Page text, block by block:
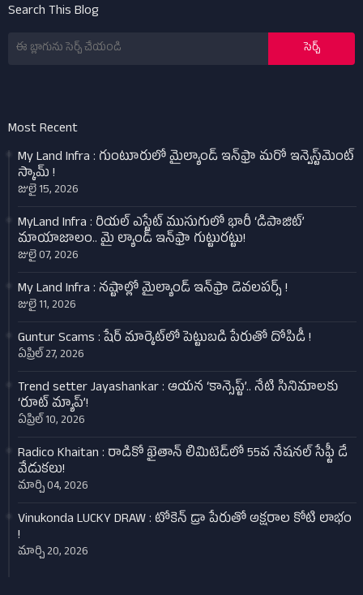
Search This Blog
Most Recent
My Land Infra : గుంటూరులో మైల్యాండ్ ఇన్‌ఫ్రా మరో ఇన్వెస్ట్‌మెంట్
స్కామ్ !
జులై 15, 2026
MyLand Infra : రియల్ ఎస్టేట్ ముసుగులో భారీ ‘డిపాజిట్’
మాయాజాలం.. మై ల్యాండ్ ఇన్‌ఫ్రా గుట్టురట్టు!
జులై 07, 2026
My Land Infra : నష్టాల్లో మైల్యాండ్ ఇన్‌ఫ్రా డెవలపర్స్ !
జులై 11, 2026
Guntur Scams : షేర్ మార్కెట్‌లో పెట్టుబడి పేరుతో దోపిడీ !
ఏప్రిల్ 27, 2026
Trend setter Jayashankar : ఆయన ‘కాన్సెప్ట్’.. నేటి సినిమాలకు
‘రూట్ మ్యాప్’!
ఏప్రిల్ 10, 2026
Radico Khaitan : రాడికో ఖైతాన్ లిమిటెడ్‌లో 55వ నేషనల్ సేఫ్టీ డే
వేడుకలు!
మార్చి 04, 2026
Vinukonda LUCKY DRAW : టోకెన్ డ్రా పేరుతో అక్షరాల కోటి లాభం
!
మార్చి 20, 2026